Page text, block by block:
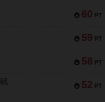
60 PT
59 PT
58 PT
52 PT